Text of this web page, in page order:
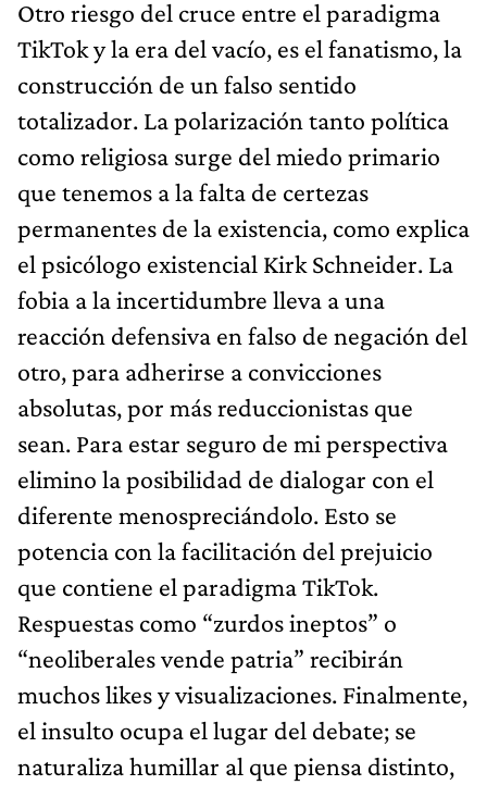
Otro riesgo del cruce entre el paradigma
TikTok y la era del vacío, es el fanatismo, la
construcción de un falso sentido
totalizador. La polarización tanto política
como religiosa surge del miedo primario
que tenemos a la falta de certezas
permanentes de la existencia, como explica
el psicólogo existencial Kirk Schneider. La
fobia a la incertidumbre lleva a una
reacción defensiva en falso de negación del
otro, para adherirse a convicciones
absolutas, por más reduccionistas que
sean. Para estar seguro de mi perspectiva
elimino la posibilidad de dialogar con el
diferente menospreciándolo. Esto se
potencia con la facilitación del prejuicio
que contiene el paradigma TikTok.
Respuestas como “zurdos ineptos” o
“neoliberales vende patria” recibirán
muchos likes y visualizaciones. Finalmente,
el insulto ocupa el lugar del debate; se
naturaliza humillar al que piensa distinto,